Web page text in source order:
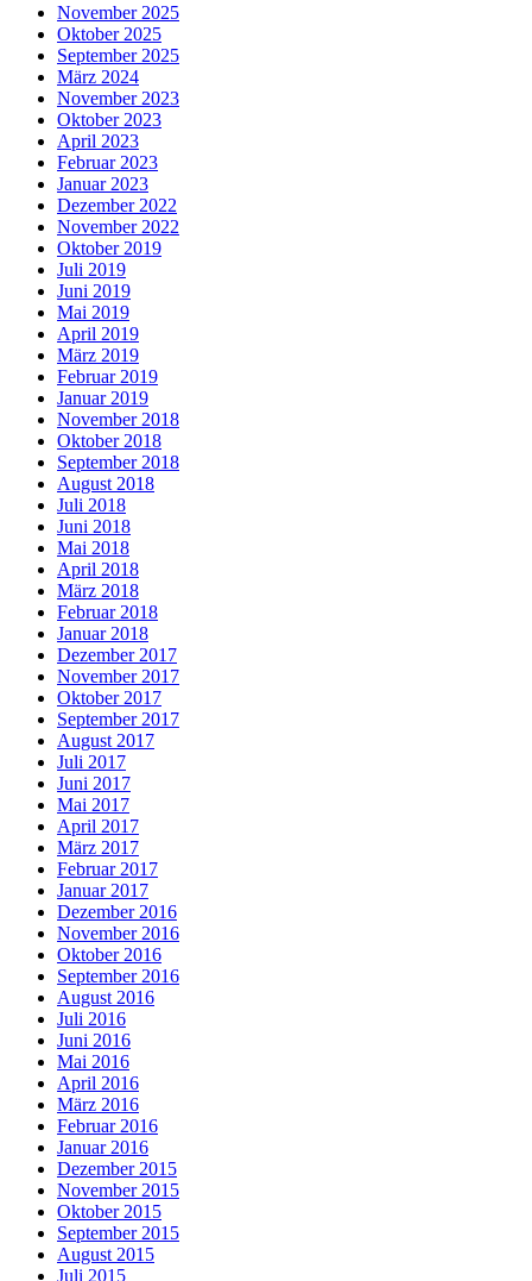
November 2025
Oktober 2025
September 2025
März 2024
November 2023
Oktober 2023
April 2023
Februar 2023
Januar 2023
Dezember 2022
November 2022
Oktober 2019
Juli 2019
Juni 2019
Mai 2019
April 2019
März 2019
Februar 2019
Januar 2019
November 2018
Oktober 2018
September 2018
August 2018
Juli 2018
Juni 2018
Mai 2018
April 2018
März 2018
Februar 2018
Januar 2018
Dezember 2017
November 2017
Oktober 2017
September 2017
August 2017
Juli 2017
Juni 2017
Mai 2017
April 2017
März 2017
Februar 2017
Januar 2017
Dezember 2016
November 2016
Oktober 2016
September 2016
August 2016
Juli 2016
Juni 2016
Mai 2016
April 2016
März 2016
Februar 2016
Januar 2016
Dezember 2015
November 2015
Oktober 2015
September 2015
August 2015
Juli 2015